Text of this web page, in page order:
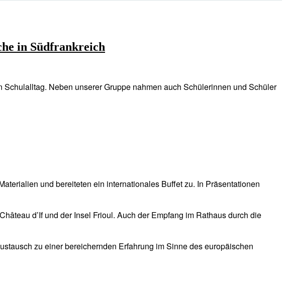
in Südfrankreich
Neben unserer Gruppe nahmen auch Schülerinnen und Schüler
und bereiteten ein internationales Buffet zu. In Präsentationen
d’If und der Insel Frioul. Auch der Empfang im Rathaus durch die
zu einer bereichernden Erfahrung im Sinne des europäischen